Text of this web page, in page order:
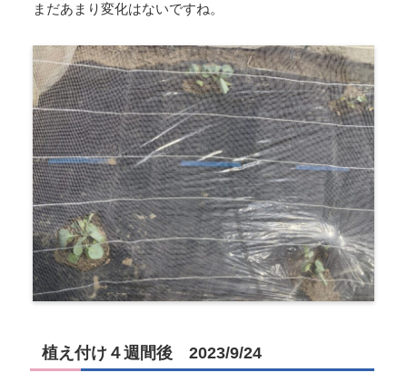
まだあまり変化はないですね。
植え付け４週間後 2023/9/24